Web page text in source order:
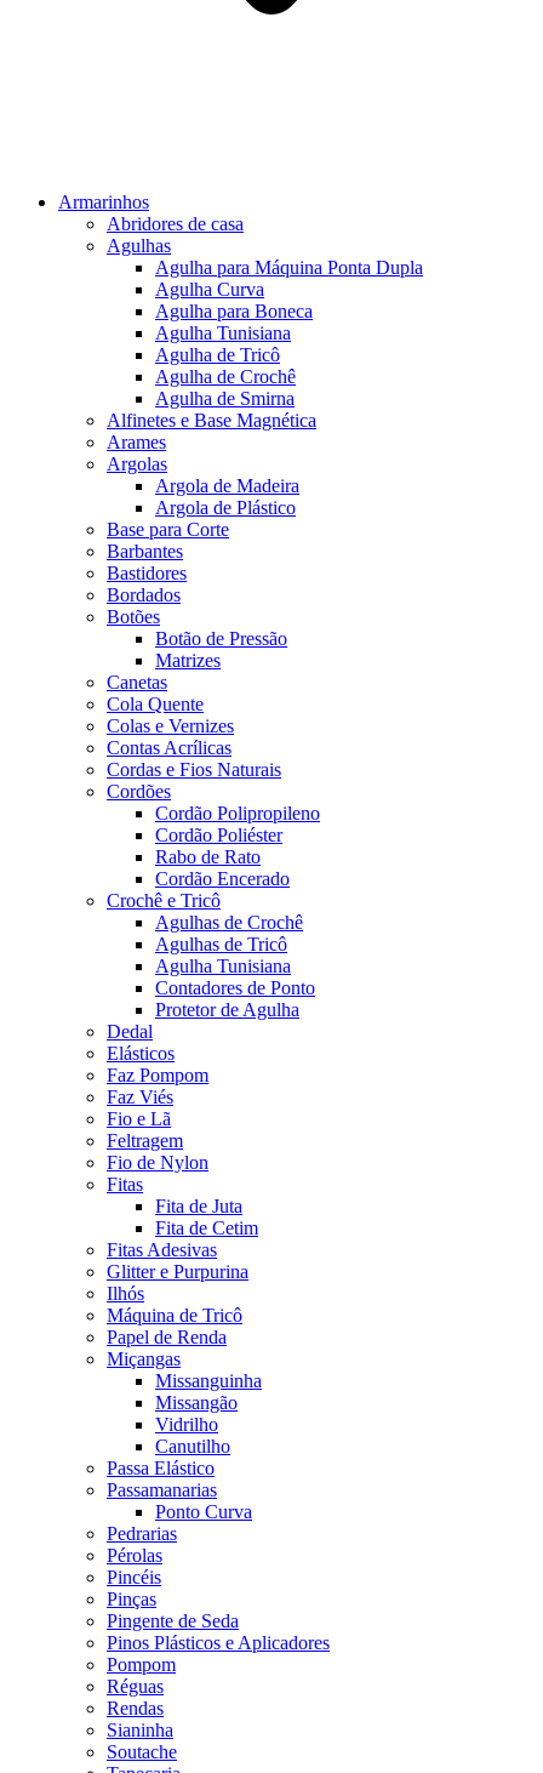
Armarinhos
Abridores de casa
Agulhas
Agulha para Máquina Ponta Dupla
Agulha Curva
Agulha para Boneca
Agulha Tunisiana
Agulha de Tricô
Agulha de Crochê
Agulha de Smirna
Alfinetes e Base Magnética
Arames
Argolas
Argola de Madeira
Argola de Plástico
Base para Corte
Barbantes
Bastidores
Bordados
Botões
Botão de Pressão
Matrizes
Canetas
Cola Quente
Colas e Vernizes
Contas Acrílicas
Cordas e Fios Naturais
Cordões
Cordão Polipropileno
Cordão Poliéster
Rabo de Rato
Cordão Encerado
Crochê e Tricô
Agulhas de Crochê
Agulhas de Tricô
Agulha Tunisiana
Contadores de Ponto
Protetor de Agulha
Dedal
Elásticos
Faz Pompom
Faz Viés
Fio e Lã
Feltragem
Fio de Nylon
Fitas
Fita de Juta
Fita de Cetim
Fitas Adesivas
Glitter e Purpurina
Ilhós
Máquina de Tricô
Papel de Renda
Miçangas
Missanguinha
Missangão
Vidrilho
Canutilho
Passa Elástico
Passamanarias
Ponto Curva
Pedrarias
Pérolas
Pincéis
Pinças
Pingente de Seda
Pinos Plásticos e Aplicadores
Pompom
Réguas
Rendas
Sianinha
Soutache